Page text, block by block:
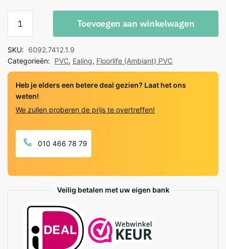
PVC
Grey
Click
quantity
Toevoegen aan winkelwagen
SKU:
6092.7412.1.9
Categorieën:
PVC, Ealing, Floorlife (Ambiant) PVC
Heb je elders een betere deal gezien? Laat het ons
weten!
We zullen proberen de prijs te overtreffen!
010 466 78 79
Veilig betalen met uw eigen bank